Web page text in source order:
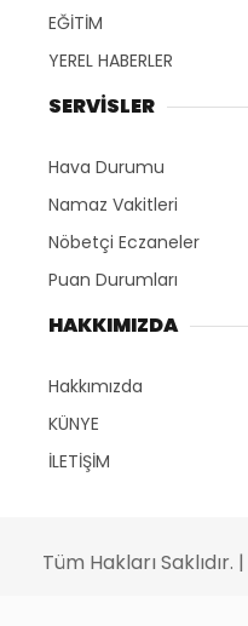
EĞİTİM
YEREL HABERLER
SERVİSLER
Hava Durumu
Namaz Vakitleri
Nöbetçi Eczaneler
Puan Durumları
HAKKIMIZDA
Hakkımızda
KÜNYE
İLETİŞİM
Tüm Hakları Saklıdır. |